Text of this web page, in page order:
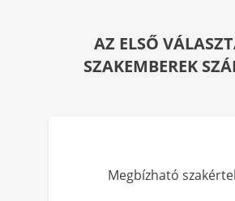
AZ ELSŐ
SZAKEMBEREK
Megbízható